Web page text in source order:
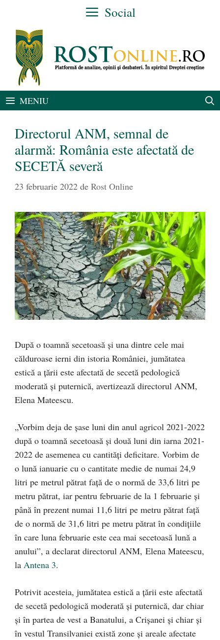
conținut
Social
MENIU
Directorul ANM, semnal de
alarmă: România este afectată de
SECETĂ severă
23 februarie 2022 de Rost Online
După o toamnă secetoasă și una dintre cele mai
călduroase ierni din istoria României, jumătatea
estică a țării este afectată de secetă pedologică
moderată și puternică, avertizează directorul ANM,
Elena Mateescu.
„Vorbim deja de șase luni din anul agricol 2021-2022
după o toamnă secetoasă și două luni din iarna 2021-
2022 de asemenea cu cantități deficitare. Vorbim de
o lună ianuarie cu o cantitate medie de numai 24,9
litri pe metrul pătrat față de o normă de 33,6 litri pe
metru pătrat, iar pentru februarie de la 1 februarie și
până în prezent numai 11,6 litri pe metru pătrat față
de o normă de 31,6 litri pe metru pătrat în condițiile
în care luna februarie este cea mai secetoasă lună a
anului”, a declarat directorul ANM, Elena Mateescu,
la Antena 3.
Potrivit acesteia, jumătatea estică a țării este afectată
de secetă pedologică moderată și puternică, dar chiar
și în partea de vest a Banatului, a Crișanei și chiar și
în vestul Transilvaniei există zone și areale afectate